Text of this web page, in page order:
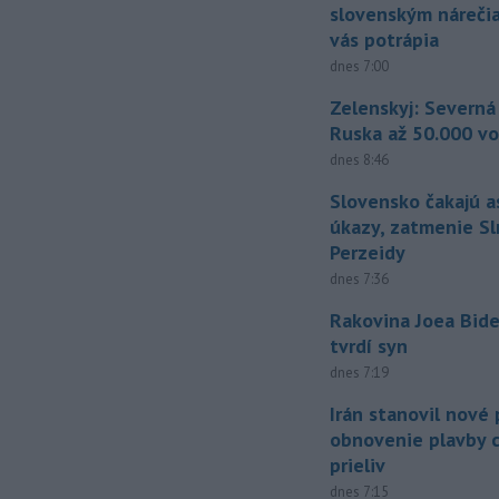
slovenským
vás potrápia
dnes 7:00
Zelenskyj:
Ruska až 50.000
dnes 8:46
Slovensko čakajú
úkazy, zatmenie
Perzeidy
dnes 7:36
Rakovina Joea
tvrdí syn
dnes 7:19
Irán stanovil nové
obnovenie plavby
prieliv
dnes 7:15